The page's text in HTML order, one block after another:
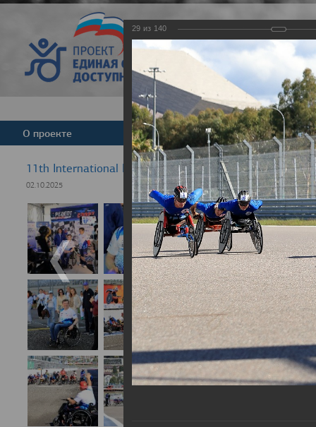
Версия для
О проекте Команда Новости
11th International Rezept-Sport Wheelchair Half
02.10.2025
29 из 140